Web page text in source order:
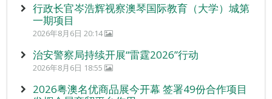
行政长官岑浩辉视察澳琴国际教育（大学）城第
一期项目
2026年8月6日 20:14
治安警察局持续开展“雷霆2026”行动
2026年8月6日 18:55
2026粤澳名优商品展今开幕 签署49份合作项目